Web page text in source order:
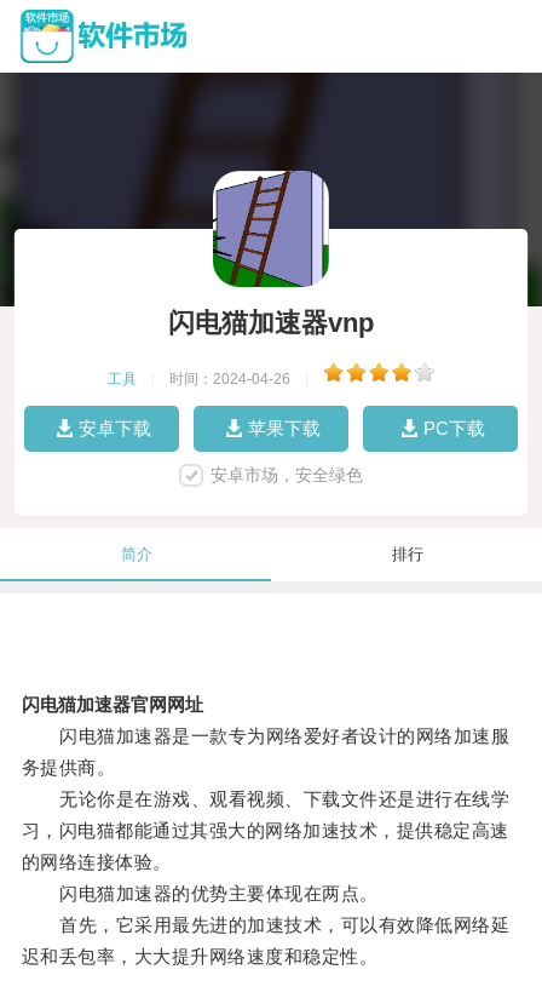
闪电猫加速器vnp
工具 时间：2024-04-26
安卓下载 苹果下载 PC下载
安卓市场，安全绿色
简介 排行
闪电猫加速器官网网址
闪电猫加速器是一款专为网络爱好者设计的网络加速服
务提供商。
无论你是在游戏、观看视频、下载文件还是进行在线学
习，闪电猫都能通过其强大的网络加速技术，提供稳定高速
的网络连接体验。
闪电猫加速器的优势主要体现在两点。
首先，它采用最先进的加速技术，可以有效降低网络延
迟和丢包率，大大提升网络速度和稳定性。